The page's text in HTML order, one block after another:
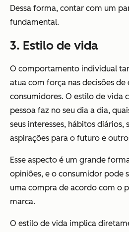
Dessa forma, contar com um
fundamental.
3. Estilo de vida
O comportamento individual
atua com força nas decisões de
consumidores. O estilo de vida
pessoa faz no seu dia a dia,
seus interesses, hábitos diários,
aspirações para o futuro e
Esse aspecto é um grande
opiniões, e o consumidor pode
uma compra de acordo com o
marca.
O estilo de vida implica